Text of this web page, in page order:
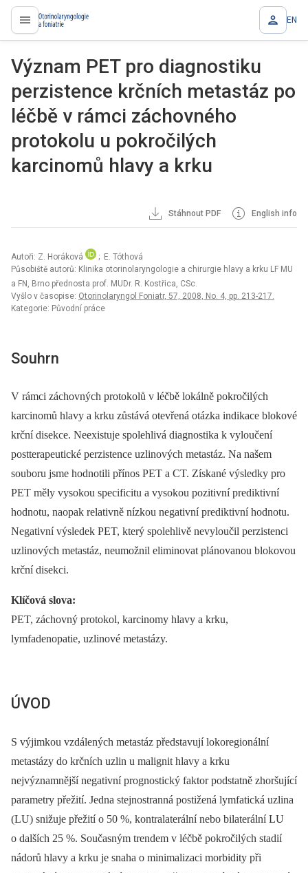
proLékaře.cz EN
Význam PET pro diagnostiku
perzistence krčních metastáz po
léčbě v rámci záchovného
protokolu u pokročilých
karcinomů hlavy a krku
Stáhnout PDF English info
Autoři: Z. Horáková
; E. Tóthová
Působiště autorů: Klinika otorinolaryngologie a chirurgie hlavy a krku LF MU
a FN, Brno přednosta prof. MUDr. R. Kostřica, CSc.
Vyšlo v časopise: Otorinolaryngol Foniatr, 57, 2008, No. 4, pp. 213-217.
Kategorie: Původní práce
Souhrn
V rámci záchovných protokolů v léčbě lokálně pokročilých
karcinomů hlavy a krku zůstává otevřená otázka indikace blokové
krční disekce. Neexistuje spolehlivá diagnostika k vyloučení
postterapeutické perzistence uzlinových metastáz. Na našem
souboru jsme hodnotili přínos PET a CT. Získané výsledky pro
PET měly vysokou specificitu a vysokou pozitivní prediktivní
hodnotu, naopak relativně nízkou negativní prediktivní hodnotu.
Negativní výsledek PET, který spolehlivě nevyloučil perzistenci
uzlinových metastáz, neumožnil eliminovat plánovanou blokovou
krční disekci.
Klíčová slova:
PET, záchovný protokol, karcinomy hlavy a krku,
lymfadenopatie, uzlinové metastázy.
ÚVOD
S výjimkou vzdálených metastáz představují lokoregionální
metastázy do krčních uzlin u malignit hlavy a krku
nejvýznamnější negativní prognostický faktor podstatně zhoršující
parametry přežití. Jedna stejnostranná postižená lymfatická uzlina
(LU) snižuje přežití o 50 %, kontralaterální nebo bilaterální LU
o dalších 25 %. Současným trendem v léčbě pokročilých stadií
nádorů hlavy a krku je snaha o minimalizaci morbidity při